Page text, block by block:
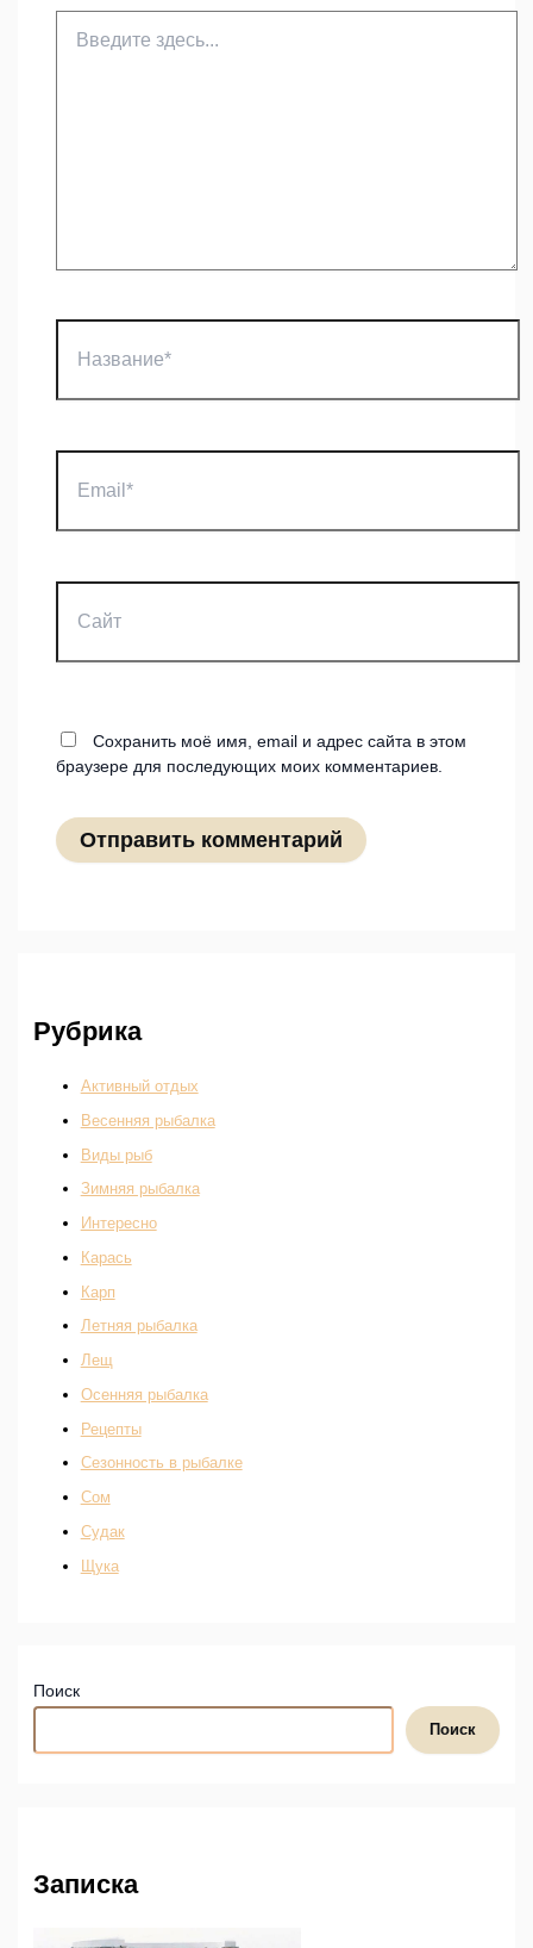
здесь...
Сохранить моё имя, email и адрес сайта в этом
браузере для последующих моих комментариев.
Рубрика
Активный отдых
Весенняя рыбалка
Виды рыб
Зимняя рыбалка
Интересно
Карась
Карп
Летняя рыбалка
Лещ
Осенняя рыбалка
Рецепты
Сезонность в рыбалке
Сом
Судак
Щука
Поиск
Поиск
Записка